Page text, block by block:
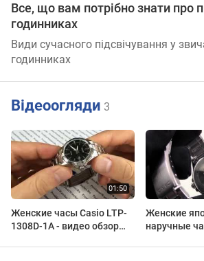
Все, що вам потрібно знати про
годинниках
Види сучасного підсвічування у
годинниках
Відеоогляди 3
Женские часы Casio LTP-
1308D-1A - видео обзор
Женские
наручные